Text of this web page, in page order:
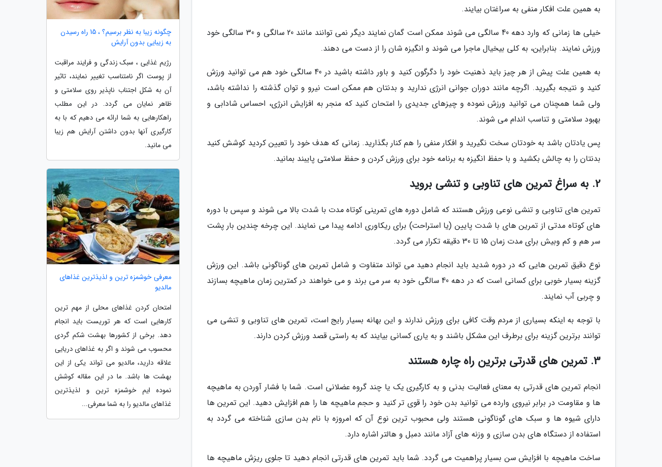
به همین علت افکار منفی به سراغتان بیایند.
خیلی ها زمانی که وارد دهه 40 سالگی می شوند ممکن است گمان نمایند دیگر نمی توانند مانند 20 سالگی و 30 سالگی خود
ورزش نمایند. بنابراین، به کلی بیخیال ماجرا می شوند و انگیزه شان را از دست می دهند.
به همین علت پیش از هر چیز باید ذهنیت خود را دگرگون کنید و باور داشته باشید در 40 سالگی خود هم می توانید ورزش
کنید و نتیجه بگیرید. اگرچه مانند دوران جوانی انرژی ندارید و بدنتان هم ممکن است نیرو و توان گذشته را نداشته باشد،
ولی شما همچنان می توانید ورزش نموده و چیزهای جدیدی را امتحان کنید که منجر به افزایش انرژی، احساس شادابی و
بهبود سلامتی و تناسب اندام می شوند.
پس یادتان باشد به خودتان سخت نگیرید و افکار منفی را هم کنار بگذارید. زمانی که هدف خود را تعیین کردید کوشش کنید
بدنتان را به چالش بکشید و با حفظ انگیزه به برنامه خود برای ورزش کردن و حفظ سلامتی پایبند بمانید.
2. به سراغ تمرین های تناوبی و تنشی بروید
تمرین های تناوبی و تنشی نوعی ورزش هستند که شامل دوره های تمرینی کوتاه مدت با شدت بالا می شوند و سپس با دوره
های کوتاه مدتی از تمرین های با شدت پایین (یا استراحت) برای ریکاوری ادامه پیدا می نمایند. این چرخه چندین بار پشت
سر هم و کم وبیش برای مدت زمان 15 تا 30 دقیقه تکرار می گردد.
نوع دقیق تمرین هایی که در دوره شدید باید انجام دهید می تواند متفاوت و شامل تمرین های گوناگونی باشد. این ورزش
گزینه بسیار خوبی برای کسانی است که در دهه 40 سالگی خود به سر می برند و می خواهند در کمترین زمان ماهیچه بسازند
و چربی آب نمایند.
با توجه به اینکه بسیاری از مردم وقت کافی برای ورزش ندارند و این بهانه بسیار رایج است، تمرین های تناوبی و تنشی می
توانند برترین گزینه برای برطرف این مشکل باشند و به یاری کسانی بیایند که به راستی قصد ورزش کردن دارند.
3. تمرین های قدرتی برترین راه چاره هستند
انجام تمرین های قدرتی به معنای فعالیت بدنی و به کارگیری یک یا چند گروه عضلانی است. شما با فشار آوردن به ماهیچه
ها و مقاومت در برابر نیروی وارده می توانید بدن خود را قوی تر کنید و حجم ماهیچه ها را هم افزایش دهید. این تمرین ها
دارای شیوه ها و سبک های گوناگونی هستند ولی محبوب ترین نوع آن که امروزه با نام بدن سازی شناخته می گردد به
استفاده از دستگاه های بدن سازی و وزنه های آزاد مانند دمبل و هالتر اشاره دارد.
ساخت ماهیچه با افزایش سن بسیار پراهمیت می گردد. شما باید تمرین های قدرتی انجام دهید تا جلوی ریزش ماهیچه ها
چگونه زیبا به نظر برسیم؟ ، 15 راه رسیدن
به زیبایی بدون آرایش
رژیم غذایی ، سبک زندگی و فرایند مراقبت
از پوست اگر نامتناسب تغییر نمایند، تاثیر
آن به شکل اجتناب ناپذیر روی سلامتی و
ظاهر نمایان می گردد. در این مطلب
راهکارهایی به شما ارائه می دهیم که با به
کارگیری آنها بدون داشتن آرایش هم زیبا
می مانید.
معرفی خوشمزه ترین و لذیذترین غذاهای
مالدیو
امتحان کردن غذاهای محلی از مهم ترین
کارهایی است که هر توریست باید انجام
دهد. برخی از کشورها بهشت شکم گردی
محسوب می شوند و اگر به غذاهای دریایی
علاقه دارید، مالدیو می تواند یکی از این
بهشت ها باشد. ما در این مقاله کوشش
نموده ایم خوشمزه ترین و لذیذترین
غذاهای مالدیو را به شما معرفی...